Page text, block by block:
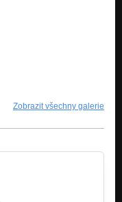
Zobrazit všechny galerie